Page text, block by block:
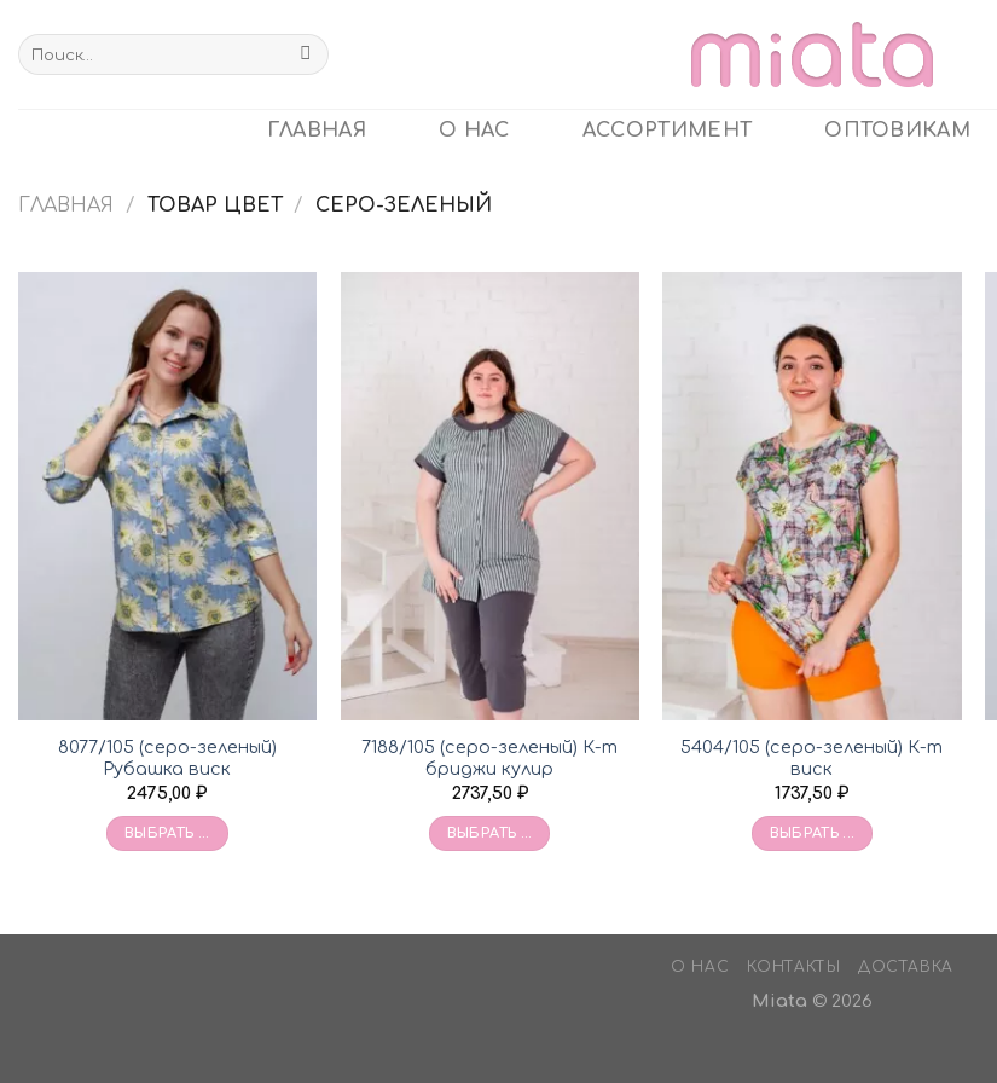
content
Искать:
ГЛАВНАЯ О НАС АССОРТИМЕНТ ОПТОВИКАМ
ГЛАВНАЯ / ТОВАР ЦВЕТ / СЕРО-ЗЕЛЕНЫЙ
8077/105 (серо-зеленый)
Рубашка виск
2475,00₽
ВЫБРАТЬ ...
7188/105 (серо-зеленый) К-т
бриджи кулир
2737,50 ₽
ВЫБРАТЬ ...
5404/105 (серо-зеленый) К-т
виск
1737,50₽
ВЫБРАТЬ ...
О НАС КОНТАКТЫ ДОСТАВКА
Miata © 2026